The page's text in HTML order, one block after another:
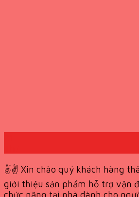
✌️✌️ Xin chào quý khách hàng
giới thiệu sản phẩm hỗ trợ vận
chức năng tại nhà dành cho